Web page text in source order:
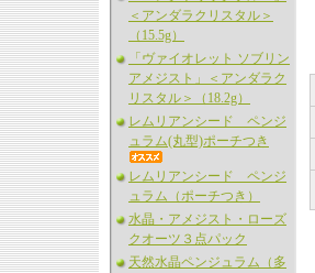
＜アンダラクリスタル＞
（15.5g）
「ヴァイオレット ソブリン
アメジスト」＜アンダラク
リスタル＞（18.2g）
レムリアンシード ペンジ
ュラム(丸型)ポーチつき
レムリアンシード ペンジ
ュラム（ポーチつき）
水晶・アメジスト・ローズ
クオーツ３点パック
天然水晶ペンジュラム（多